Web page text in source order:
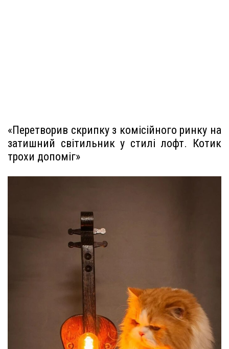
«Перетворив скрипку з комісійного ринку на
затишний світильник у стилі лофт. Котик
трохи допоміг»